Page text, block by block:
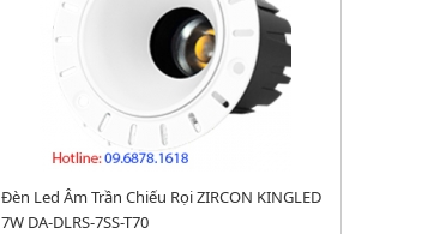
Đèn Led Âm Trần Chiếu Rọi ZIRCON KINGLED
7W DA-DLRS-7SS-T70